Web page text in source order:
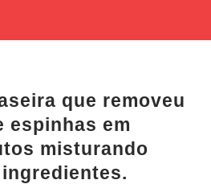
que removeu
espinhas em
misturando